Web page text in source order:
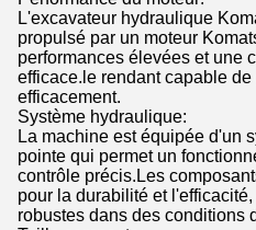
L'excavateur hydraulique
propulsé par un moteur
performances élevées et une
efficace.le rendant capable
efficacement.
Système hydraulique:
La machine est équipée d'un
pointe qui permet un
contrôle précis.Les
pour la durabilité et
robustes dans des conditions